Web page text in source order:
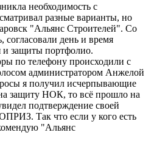
необходимость с
разные варианты, но
"Альянс Строителей". Со
согласовали день и время
и защиты портфолио.
по телефону происходили с
администратором Анжелой
я получил исчерпывающие
защиту НОК, то всё прошло на
подтверждение своей
Так что если у кого есть
"Альянс